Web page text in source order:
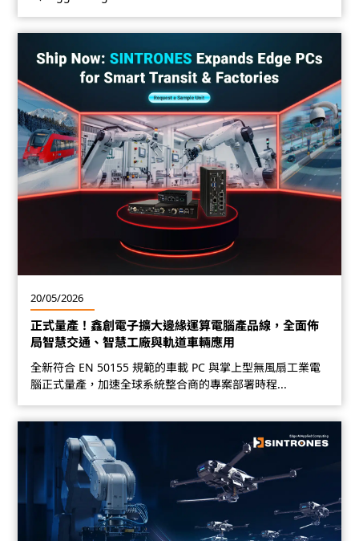
20/05/2026
正式量產！鑫創電子擴大邊緣運算電腦產品線，全面佈
局智慧交通、智慧工廠與軌道車輛應用
全新符合 EN 50155 規範的車載 PC 與掌上型無風扇工業電
腦正式量產，加速全球系統整合商的專案部署時程...